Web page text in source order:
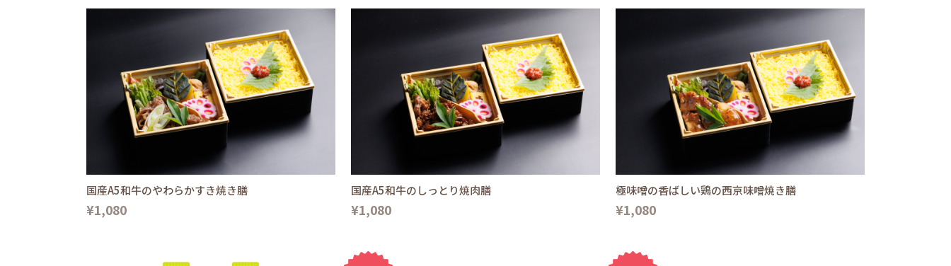
国産A5和牛のやわらかすき焼き膳
¥1,080
国産A5和牛のしっとり焼肉膳
¥1,080
極味噌の香ばしい鶏の西京味噌焼き膳
¥1,080